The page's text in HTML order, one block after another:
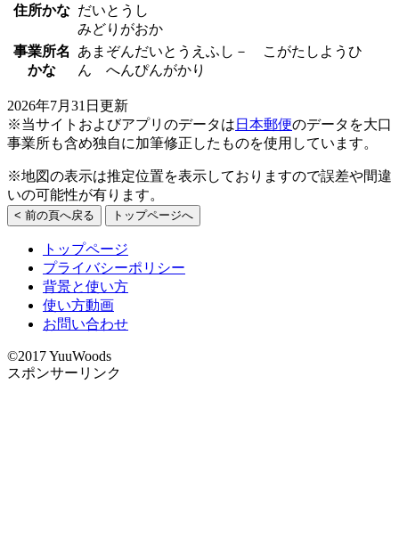
住所かな だいとうし
みどりがおか
事業所名
かな
あまぞんだいとうえふし－ こがたしようひ
ん へんぴんがかり
2026年7月31日更新
※当サイトおよびアプリのデータは 日本郵便のデータを大口
事業所も含め独自に加筆修正したものを使用しています。
※地図の表示は推定位置を表示しておりますので誤差や間違
いの可能性が有ります。
< 前の頁へ戻る トップページへ
トップページ
プライバシーポリシー
背景と使い方
使い方動画
お問い合わせ
©2017 YuuWoods
スポンサーリンク